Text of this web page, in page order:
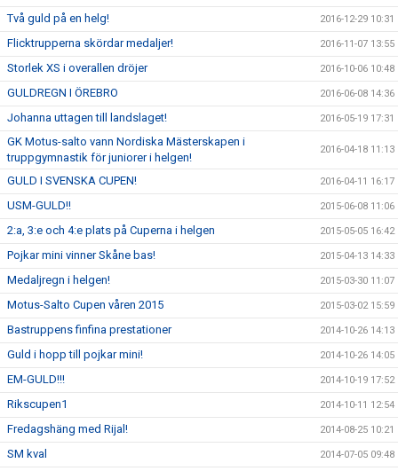
Två guld på en helg! 2016-12-29 10:31
Flicktrupperna skördar medaljer! 2016-11-07 13:55
Storlek XS i overallen dröjer 2016-10-06 10:48
GULDREGN I ÖREBRO 2016-06-08 14:36
Johanna uttagen till landslaget! 2016-05-19 17:31
GK Motus-salto vann Nordiska Mästerskapen i
truppgymnastik för juniorer i helgen!
2016-04-18 11:13
GULD I SVENSKA CUPEN! 2016-04-11 16:17
USM-GULD!! 2015-06-08 11:06
2:a, 3:e och 4:e plats på Cuperna i helgen 2015-05-05 16:42
Pojkar mini vinner Skåne bas! 2015-04-13 14:33
Medaljregn i helgen! 2015-03-30 11:07
Motus-Salto Cupen våren 2015 2015-03-02 15:59
Bastruppens finfina prestationer 2014-10-26 14:13
Guld i hopp till pojkar mini! 2014-10-26 14:05
EM-GULD!!! 2014-10-19 17:52
Rikscupen1 2014-10-11 12:54
Fredagshäng med Rijal! 2014-08-25 10:21
SM kval 2014-07-05 09:48